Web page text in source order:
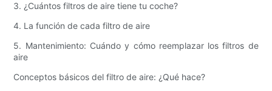
3. ¿Cuántos filtros de aire tiene tu coche?
4. La función de cada filtro de aire
5. Mantenimiento: Cuándo y cómo reemplazar los filtros de
aire
Conceptos básicos del filtro de aire: ¿Qué hace?